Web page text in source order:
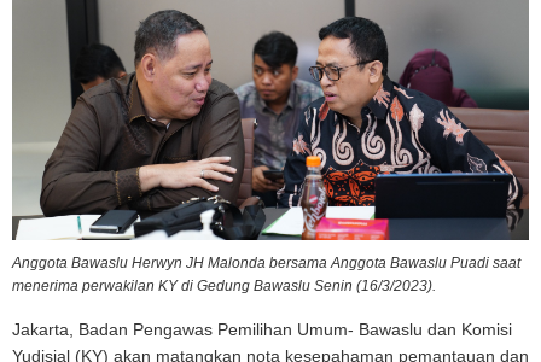
Anggota Bawaslu Herwyn JH Malonda bersama Anggota Bawaslu Puadi saat
menerima perwakilan KY di Gedung Bawaslu Senin (16/3/2023).
Jakarta, Badan Pengawas Pemilihan Umum- Bawaslu dan Komisi
Yudisial (KY) akan matangkan nota kesepahaman pemantauan dan